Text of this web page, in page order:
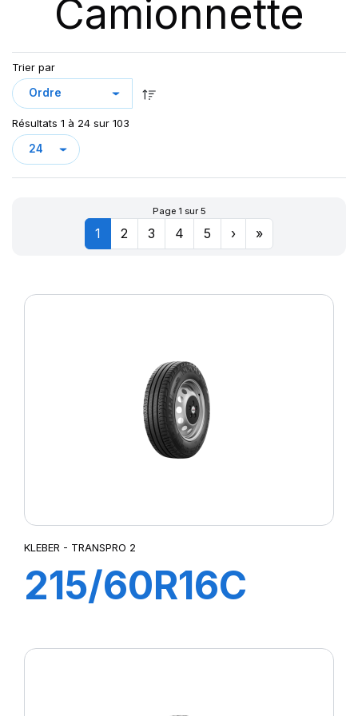
GREEN MAX VAN
LC/R
LLA08
LLR666
LMC4
LT/R
MAXMILER PRO
MAXMILLER-X
Camionnette
Trier par
Résultats 1 à 24 sur 103
Page 1 sur 5
1 2 3 4 5 › »
KLEBER - TRANSPRO 2
215/60R16C